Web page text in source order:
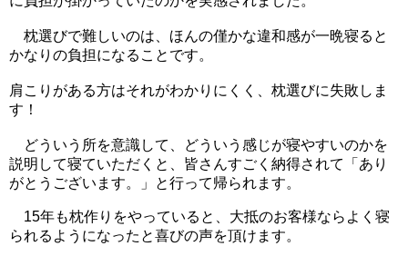
枕選びで難しいのは、ほんの僅かな違和感が一晩寝ると
かなりの負担になることです。
肩こりがある方はそれがわかりにくく、枕選びに失敗しま
す！
どういう所を意識して、どういう感じが寝やすいのかを
説明して寝ていただくと、皆さんすごく納得されて「あり
がとうございます。」と行って帰られます。
15年も枕作りをやっていると、大抵のお客様ならよく寝
られるようになったと喜びの声を頂けます。